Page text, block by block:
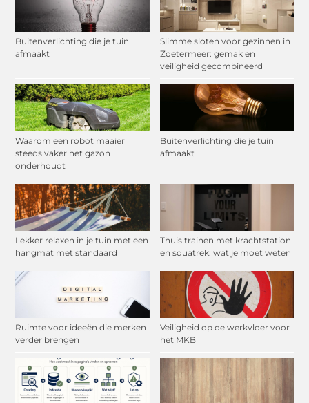
Buitenverlichting die je tuin
afmaakt
Slimme sloten voor gezinnen in
Zoetermeer: gemak en
veiligheid gecombineerd
Waarom een robot maaier
steeds vaker het gazon
onderhoudt
Buitenverlichting die je tuin
afmaakt
Lekker relaxen in je tuin met een
hangmat met standaard
Thuis trainen met krachtstation
en squatrek: wat je moet weten
Ruimte voor ideeën die merken
verder brengen
Veiligheid op de werkvloer voor
het MKB